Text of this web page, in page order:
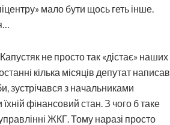
мало бути щось геть інше.
не просто так «дістає» наших
кілька місяців депутат написав
зустрічався з начальниками
фінансовий стан. З чого б таке
ЖКГ. Тому наразі просто